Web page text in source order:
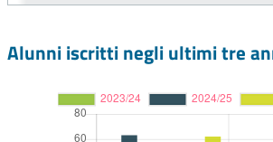
Alunni iscritti negli ultimi tre